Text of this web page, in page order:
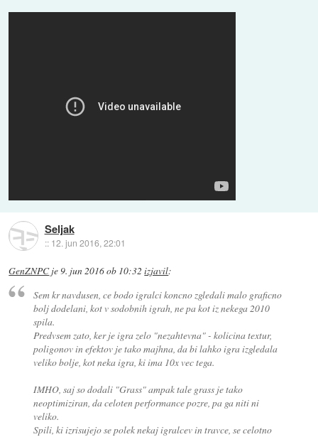
Seljak
:: 12. jun 2016, 22:01
GenZNPCje9. jun 2016 ob 10:32 izjavil:
Sem kr navdusen, ce bodo igralci koncno zgledali malo graficno
bolj dodelani, kot v sodobnih igrah, ne pa kot iz nekega 2010
spila.
Predvsem zato, ker je igra zelo "nezahtevna" - kolicina textur,
poligonov in efektov je tako majhna, da bi lahko igra izgledala
veliko bolje, kot neka igra, ki ima 10x vec tega.
IMHO, saj so dodali "Grass" ampak tale grass je tako
neoptimiziran, da celoten performance pozre, pa ga niti ni
veliko.
Spili, ki izrisujejo se polek nekaj igralcev in travce, se celotno